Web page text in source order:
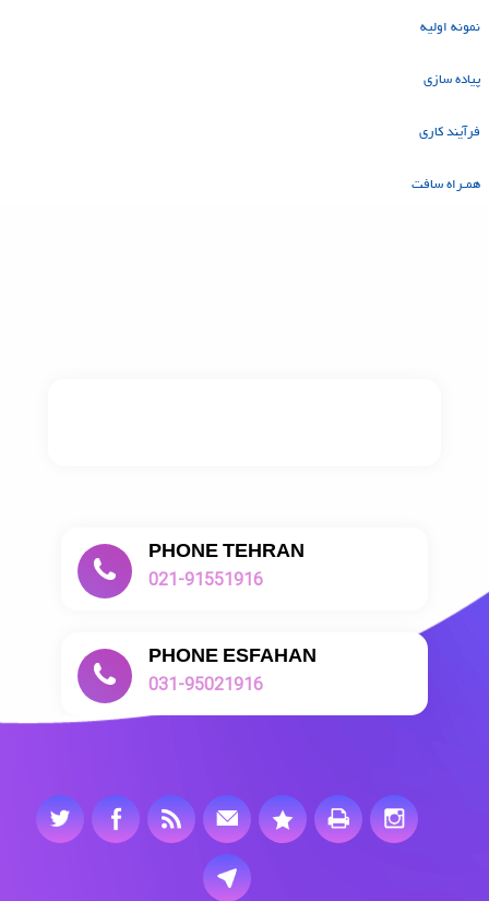
نمونه اولیه
پیاده سازی
فرآیند کاری
همـراه سافت
PHONE TEHRAN
021-91551916
PHONE ESFAHAN
031-95021916